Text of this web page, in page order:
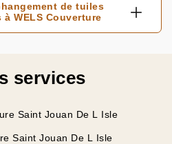
de tuiles
WELS Couverture
services
Saint Jouan De L Isle
Saint Jouan De L Isle